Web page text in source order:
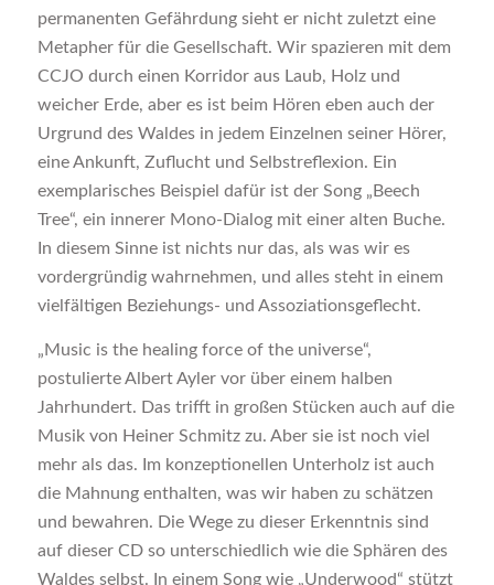
permanenten Gefährdung sieht er nicht zuletzt eine
Metapher für die Gesellschaft. Wir spazieren mit dem
CCJO durch einen Korridor aus Laub, Holz und
weicher Erde, aber es ist beim Hören eben auch der
Urgrund des Waldes in jedem Einzelnen seiner Hörer,
eine Ankunft, Zuflucht und Selbstreflexion. Ein
exemplarisches Beispiel dafür ist der Song „Beech
Tree“, ein innerer Mono-Dialog mit einer alten Buche.
In diesem Sinne ist nichts nur das, als was wir es
vordergründig wahrnehmen, und alles steht in einem
vielfältigen Beziehungs- und Assoziationsgeflecht.
„Music is the healing force of the universe“,
postulierte Albert Ayler vor über einem halben
Jahrhundert. Das trifft in großen Stücken auch auf die
Musik von Heiner Schmitz zu. Aber sie ist noch viel
mehr als das. Im konzeptionellen Unterholz ist auch
die Mahnung enthalten, was wir haben zu schätzen
und bewahren. Die Wege zu dieser Erkenntnis sind
auf dieser CD so unterschiedlich wie die Sphären des
Waldes selbst. In einem Song wie „Underwood“ stützt